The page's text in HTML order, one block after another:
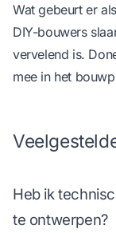
Wat gebeurt er
DIY-bouwers
vervelend is.
mee in het
Heb ik
te ontwerpen?